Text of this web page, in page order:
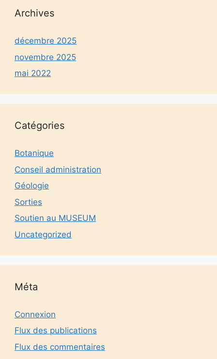
Archives
décembre 2025
novembre 2025
mai 2022
Catégories
Botanique
Conseil administration
Géologie
Sorties
Soutien au MUSEUM
Uncategorized
Méta
Connexion
Flux des publications
Flux des commentaires